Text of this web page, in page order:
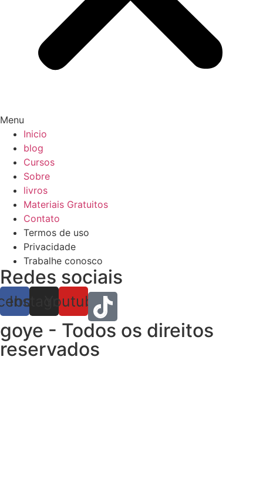
Menu
Inicio
blog
Cursos
Sobre
livros
Materiais Gratuitos
Contato
Termos de uso
Privacidade
Trabalhe conosco
Redes sociais
Instagram
Youtube
goye - Todos os direitos
reservados